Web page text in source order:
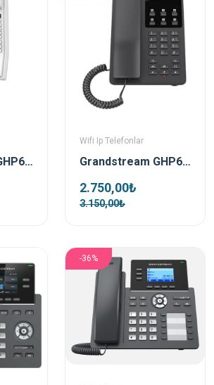
Grandstream GHP610 Beyaz Poe Ip Duvar Telefonu
Wifi Ip Telefonlar
Grandstream GHP621W Otel Sip IP Telefon
2.750,00₺
3.150,00₺
-36%